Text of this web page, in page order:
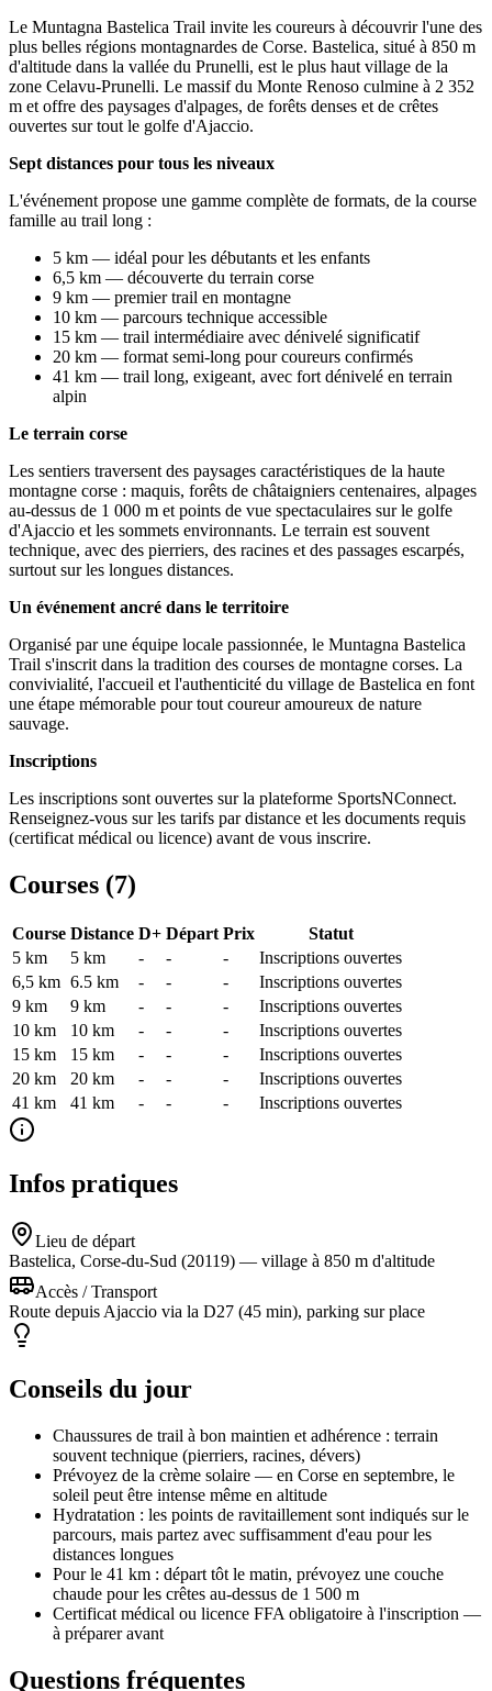
Le Muntagna Bastelica Trail invite les coureurs à découvrir l'une des
plus belles régions montagnardes de Corse. Bastelica, situé à 850 m
d'altitude dans la vallée du Prunelli, est le plus haut village de la
zone Celavu-Prunelli. Le massif du Monte Renoso culmine à 2 352
m et offre des paysages d'alpages, de forêts denses et de crêtes
ouvertes sur tout le golfe d'Ajaccio.
Sept distances pour tous les niveaux
L'événement propose une gamme complète de formats, de la course
famille au trail long :
5 km — idéal pour les débutants et les enfants
6,5 km — découverte du terrain corse
9 km — premier trail en montagne
10 km — parcours technique accessible
15 km — trail intermédiaire avec dénivelé significatif
20 km — format semi-long pour coureurs confirmés
41 km — trail long, exigeant, avec fort dénivelé en terrain
alpin
Le terrain corse
Les sentiers traversent des paysages caractéristiques de la haute
montagne corse : maquis, forêts de châtaigniers centenaires, alpages
au-dessus de 1 000 m et points de vue spectaculaires sur le golfe
d'Ajaccio et les sommets environnants. Le terrain est souvent
technique, avec des pierriers, des racines et des passages escarpés,
surtout sur les longues distances.
Un événement ancré dans le territoire
Organisé par une équipe locale passionnée, le Muntagna Bastelica
Trail s'inscrit dans la tradition des courses de montagne corses. La
convivialité, l'accueil et l'authenticité du village de Bastelica en font
une étape mémorable pour tout coureur amoureux de nature
sauvage.
Inscriptions
Les inscriptions sont ouvertes sur la plateforme SportsNConnect.
Renseignez-vous sur les tarifs par distance et les documents requis
(certificat médical ou licence) avant de vous inscrire.
Courses (7)
Course Distance D+ Départ Prix
Statut
5 km
5 km - - -
Inscriptions ouvertes
6,5 km 6.5 km - - -
Inscriptions ouvertes
9 km
9 km - - -
Inscriptions ouvertes
10 km
10 km - - -
Inscriptions ouvertes
15 km
15 km - - -
Inscriptions ouvertes
20 km
20 km - - -
Inscriptions ouvertes
41 km
41 km - - - Inscriptions ouvertes
Infos pratiques
Lieu de départ
Bastelica, Corse-du-Sud (20119) — village à 850 m d'altitude
Accès / Transport
Route depuis Ajaccio via la D27 (45 min), parking sur place
Conseils du jour
Chaussures de trail à bon maintien et adhérence : terrain
souvent technique (pierriers, racines, dévers)
Prévoyez de la crème solaire — en Corse en septembre, le
soleil peut être intense même en altitude
Hydratation : les points de ravitaillement sont indiqués sur le
parcours, mais partez avec suffisamment d'eau pour les
distances longues
Pour le 41 km : départ tôt le matin, prévoyez une couche
chaude pour les crêtes au-dessus de 1 500 m
Certificat médical ou licence FFA obligatoire à l'inscription —
à préparer avant
Questions fréquentes